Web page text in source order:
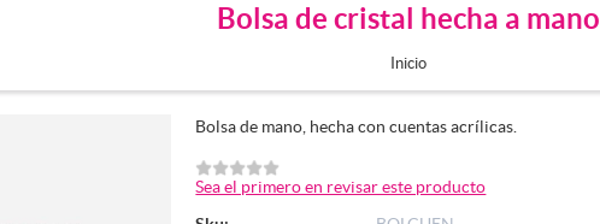
Bolsa de cristal hecha a mano
Inicio
Bolsa de mano, hecha con cuentas acrílicas.
Sea el primero en revisar este producto